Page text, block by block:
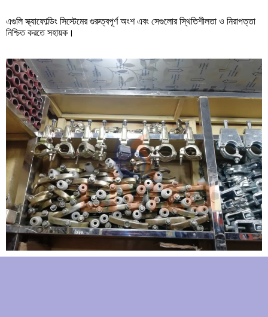
এগুলি স্ক্যাফোল্ডিং সিস্টেমের গুরুত্বপূর্ণ অংশ এবং সেগুলোর স্থিতিশীলতা ও নিরাপত্তা
নিশ্চিত করতে সহায়ক।